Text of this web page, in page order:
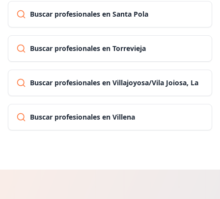
Buscar profesionales en Santa Pola
Buscar profesionales en Torrevieja
Buscar profesionales en Villajoyosa/Vila Joiosa, La
Buscar profesionales en Villena